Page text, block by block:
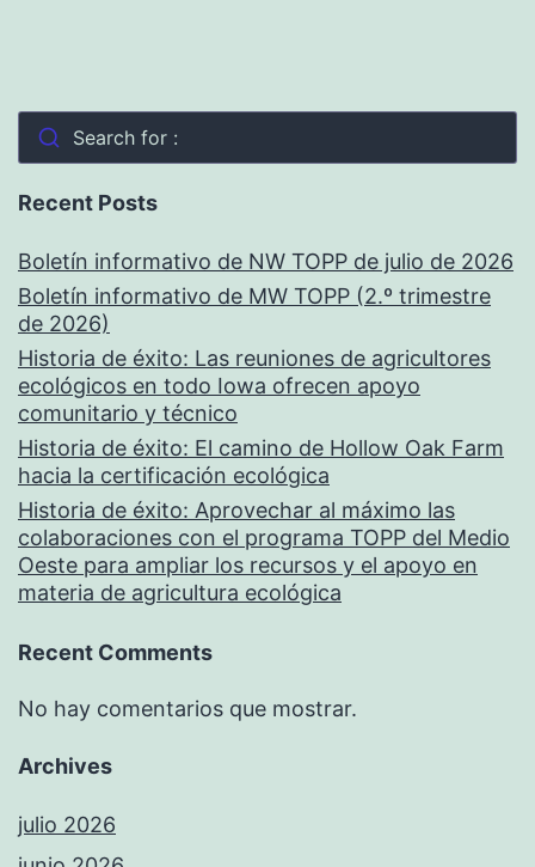
Search for :
Recent Posts
Boletín informativo de NW TOPP de julio de 2026
Boletín informativo de MW TOPP (2.º trimestre
de 2026)
Historia de éxito: Las reuniones de agricultores
ecológicos en todo Iowa ofrecen apoyo
comunitario y técnico
Historia de éxito: El camino de Hollow Oak Farm
hacia la certificación ecológica
Historia de éxito: Aprovechar al máximo las
colaboraciones con el programa TOPP del Medio
Oeste para ampliar los recursos y el apoyo en
materia de agricultura ecológica
Recent Comments
No hay comentarios que mostrar.
Archives
julio 2026